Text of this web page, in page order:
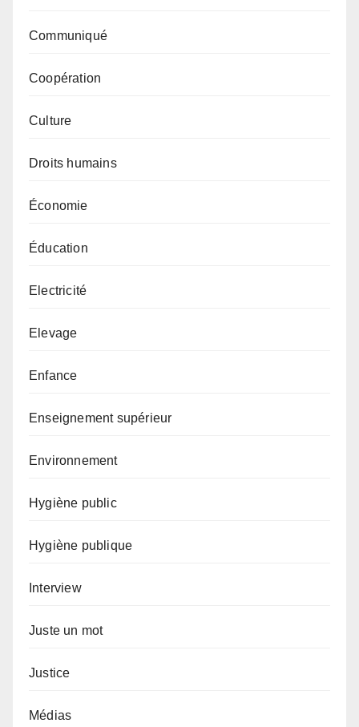
Communiqué
Coopération
Culture
Droits humains
Économie
Éducation
Electricité
Elevage
Enfance
Enseignement supérieur
Environnement
Hygiène public
Hygiène publique
Interview
Juste un mot
Justice
Médias